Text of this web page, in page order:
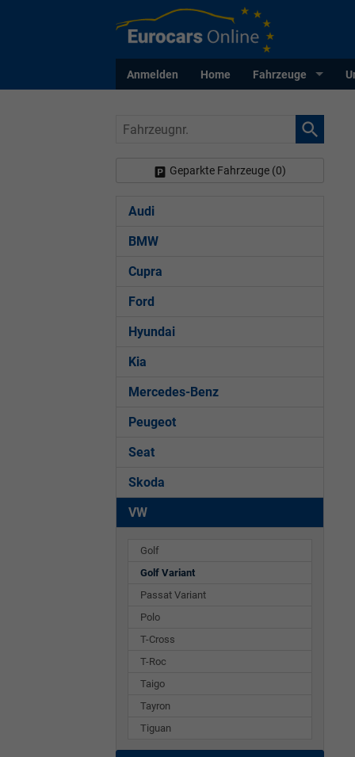
Anmelden Home Fahrzeuge
Fahrzeugnr.
Geparkte Fahrzeuge (0)
Audi
BMW
Cupra
Ford
Hyundai
Kia
Mercedes-Benz
Peugeot
Seat
Skoda
VW
Golf
Golf Variant
Passat Variant
Polo
T-Cross
T-Roc
Taigo
Tayron
Tiguan